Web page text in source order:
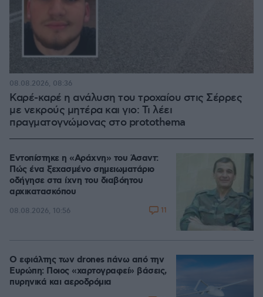
Καρέ-καρέ η ανάλυση του τροχαίου στις Σέρρες
με νεκρούς μητέρα και γιο: Τι λέει
πραγματογνώμονας στο protothema
08.08.2026, 08:36
Εντοπίστηκε η «Αράχνη» του Άσαντ:
Πώς ένα ξεχασμένο σημειωματάριο
οδήγησε στα ίχνη του διαβόητου
αρχικατασκόπου
08.08.2026, 10:56 11
Ο εφιάλτης των drones πάνω από την
Ευρώπη: Ποιος «χαρτογραφεί» βάσεις,
πυρηνικά και αεροδρόμια